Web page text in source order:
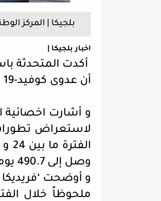
بلجيكا | المركز الوطني
اخبار بلجيكا |
أكدت المتحدثة
و أشارت اخصائية
وصل إلى 490.7 يومياً.
و أوضحت